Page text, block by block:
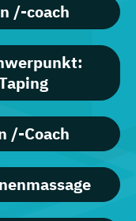
/-coach
/-Coach